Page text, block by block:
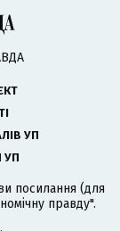
УП
УП
посилання (для
правду".